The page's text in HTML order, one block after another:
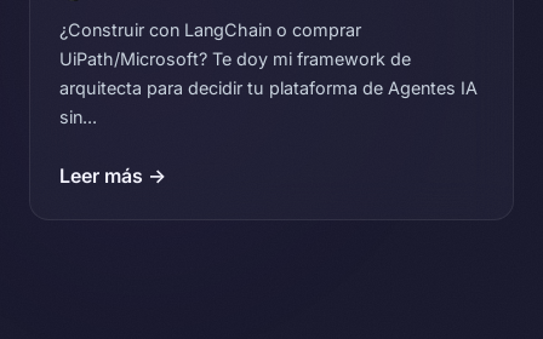
¿Construir con LangChain o comprar
UiPath/Microsoft? Te doy mi framework de
arquitecta para decidir tu plataforma de Agentes IA
sin...
Leer más →